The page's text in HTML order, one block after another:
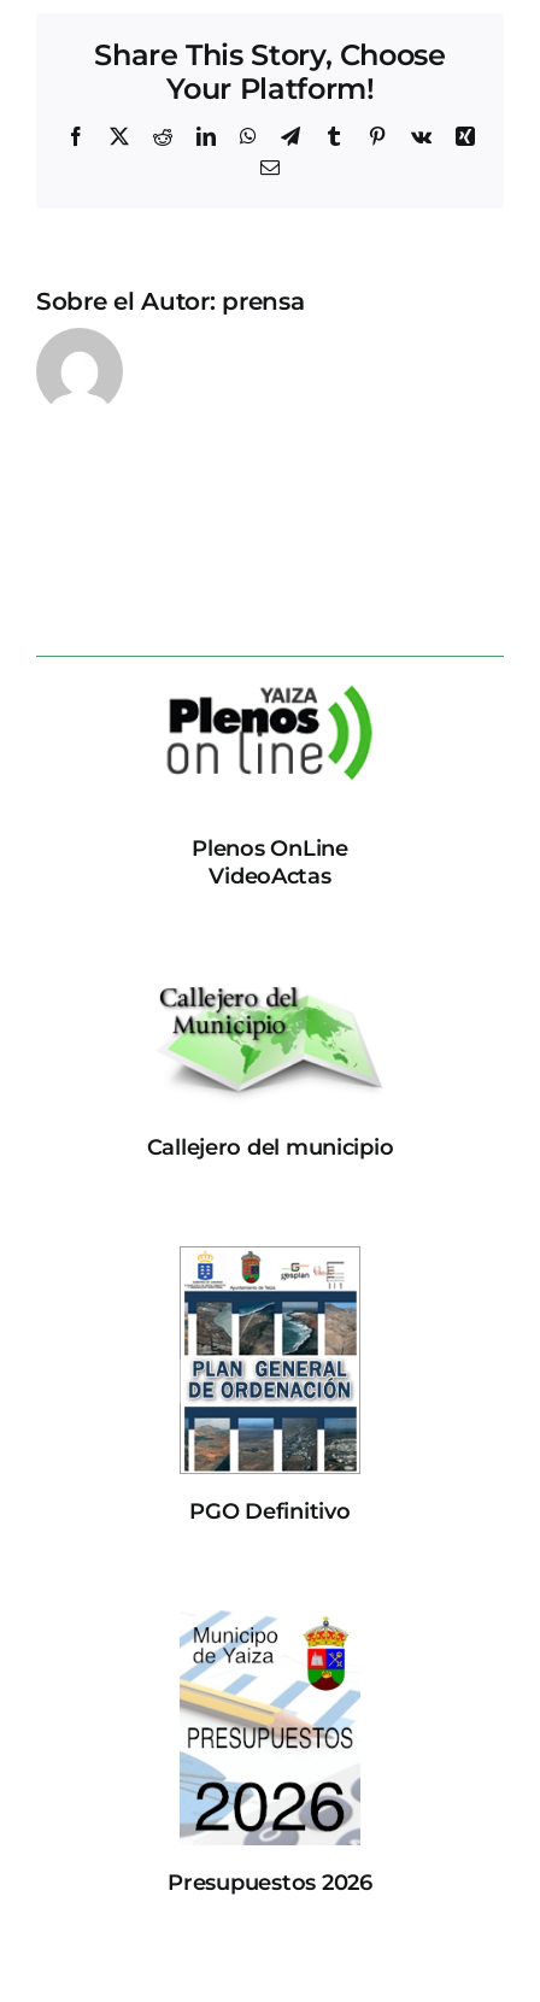
Share This Story, Choose
Your Platform!
Facebook
X RedditLinkedInWhatsApp
TelegramTumblrPinterest
Vk
Xing
Correo
Sobre el Autor: prensa
Plenos OnLine
VideoActas
Callejero del municipio
PGO Definitivo
Presupuestos 2026